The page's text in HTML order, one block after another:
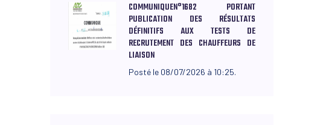
COMMUNIQUEN°1682 PORTANT
PUBLICATION DES RÉSULTATS
DÉFINITIFS AUX TESTS DE
RECRUTEMENT DES CHAUFFEURS DE
LIAISON
Posté le 08/07/2026 à 10:25.